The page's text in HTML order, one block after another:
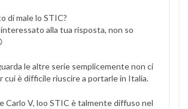
di male lo STIC?
alla tua risposta, non so
le altre serie semplicemente non ci
cui è difficile riuscire a portarle in Italia.
Carlo V, loo STIC è talmente diffuso nel